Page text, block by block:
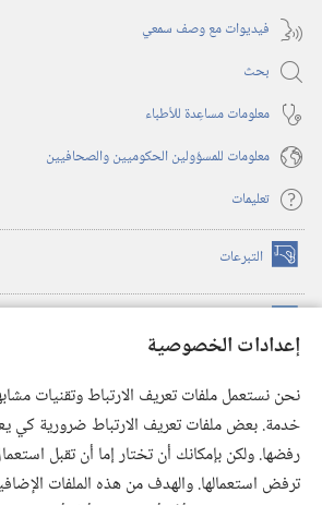
إعدادات الخصوصية
نحن نستعمل ملفات تعريف الارتباط وتقنيات
خدمة. بعض ملفات تعريف الارتباط ضرورية كي
رفضها. ولكن بإمكانك أن تختار إما أن تقبل
ترفض استعمالها. والهدف من هذه الملفات
فيديوات مع وصف سمعي
بحث
معلومات مساعِدة للأطباء
معلومات للمسؤولين الحكوميين والصحافيين
تعليمات
التبرعات (يفتح
نافذة
(يفتح
نافذة
(يفتح
نافذة
جديدة) تطبيق ®
JW Library
مكتبة برج المراقبة